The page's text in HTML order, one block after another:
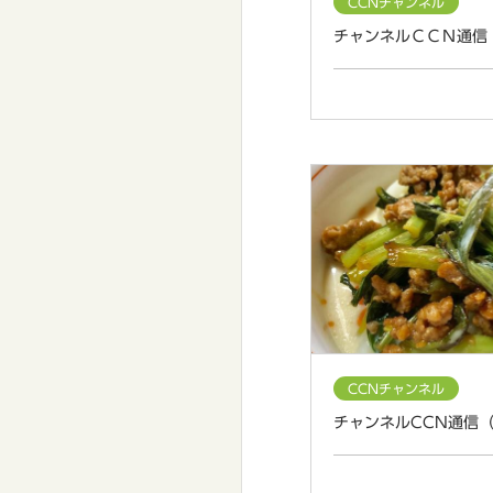
チャンネルＣＣＮ通信
CCNチャンネル
チャンネルCCN通信